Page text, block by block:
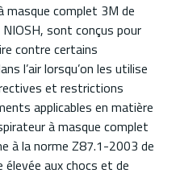
masque complet 3M de
sont conçus pour
contre certains
l’air lorsqu’on les utilise
et restrictions
applicables en matière
à masque complet
à la norme Z87.1-2003 de
élevée aux chocs et de